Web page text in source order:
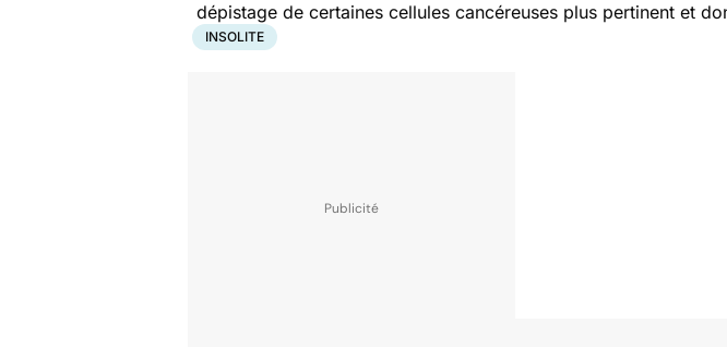
dépistage de certaines cellules cancéreuses plus pertinent et
INSOLITE